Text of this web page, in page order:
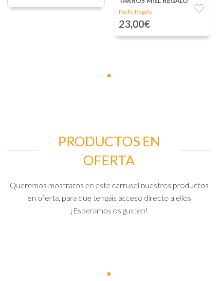
Packs Regalo
23,00€
PRODUCTOS EN
OFERTA
Queremos mostraros en este carrusel nuestros productos
en oferta, para que tengáis acceso directo a ellos
¡Esperamos os gusten!